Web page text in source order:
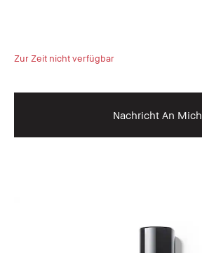
Zur Zeit nicht verfügbar
Nachricht An Mich